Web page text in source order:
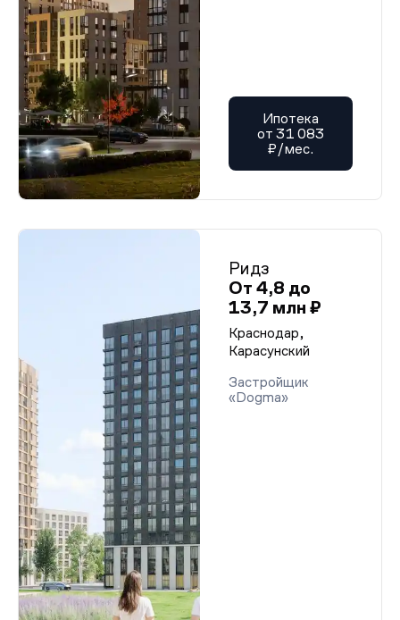
Ипотека
от 31 083
₽/мес.
Ридз
От 4,8 до
13,7 млн ₽
Краснодар,
Карасунский
Застройщик
«Dogma»